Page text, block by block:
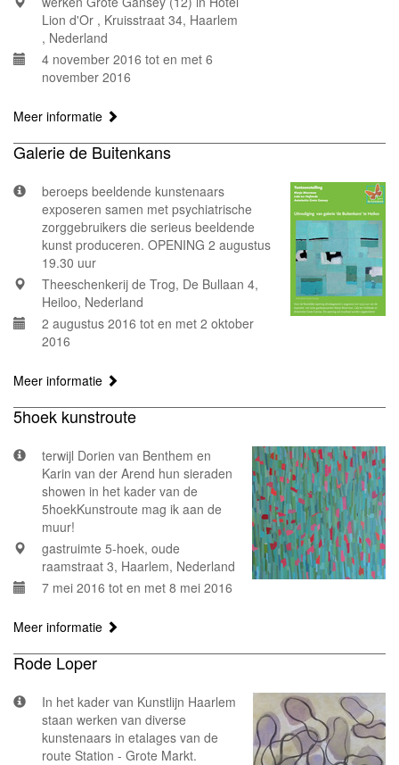
Lion d'Or , Kruisstraat 34, Haarlem
, Nederland
4 november 2016 tot en met 6
november 2016
Meer informatie
Galerie de Buitenkans
beroeps beeldende kunstenaars
exposeren samen met psychiatrische
zorggebruikers die serieus beeldende
kunst produceren. OPENING 2 augustus
19.30 uur
Theeschenkerij de Trog, De Bullaan 4,
Heiloo, Nederland
2 augustus 2016 tot en met 2 oktober
2016
Meer informatie
5hoek kunstroute
terwijl Dorien van Benthem en
Karin van der Arend hun sieraden
showen in het kader van de
5hoekKunstroute mag ik aan de
muur!
gastruimte 5-hoek, oude
raamstraat 3, Haarlem, Nederland
7 mei 2016 tot en met 8 mei 2016
Meer informatie
Rode Loper
In het kader van Kunstlijn Haarlem
staan werken van diverse
kunstenaars in etalages van de
route Station - Grote Markt.